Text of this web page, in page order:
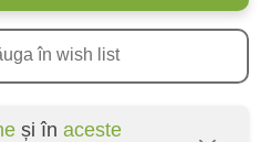
în wish list
și în aceste